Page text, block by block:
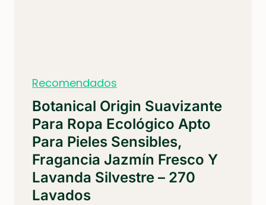
Recomendados
Botanical Origin Suavizante
Para Ropa Ecológico Apto
Para Pieles Sensibles,
Fragancia Jazmín Fresco Y
Lavanda Silvestre – 270
Lavados